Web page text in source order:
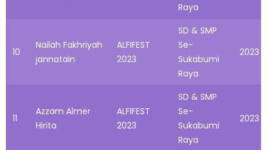
Raya
10
Nailah Fakhriyah
jannatain
ALFIFEST
2023
SD & SMP
Se-
Sukabumi
Raya
2023
11
Azzam Almer
Hirita
ALFIFEST
2023
SD & SMP
Se-
Sukabumi
Raya
2023